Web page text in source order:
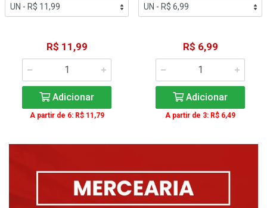
R$ 11,99
Adicionar
A partir de 6: R$ 11,79
R$ 6,99
Adicionar
A partir de 3: R$ 6,49